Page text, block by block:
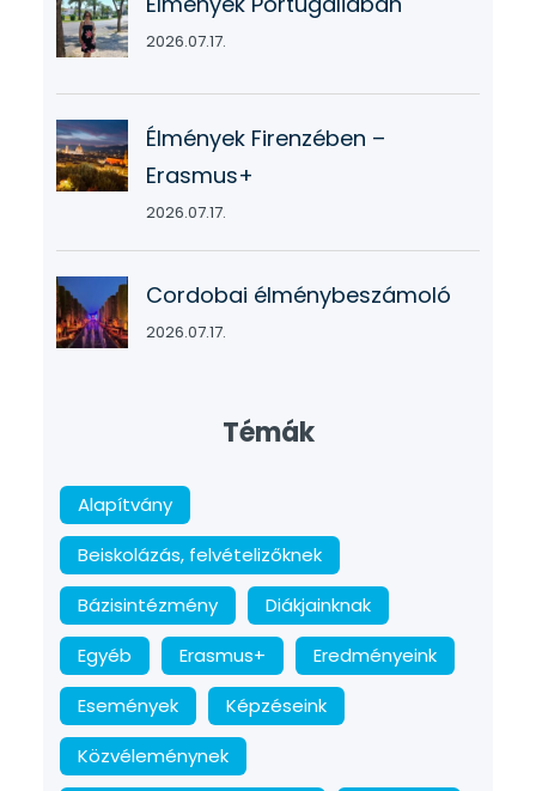
2026.07.17.
Élmények Firenzében –
Erasmus+
2026.07.17.
Cordobai élménybeszámoló
2026.07.17.
Témák
Alapítvány
Beiskolázás, felvételizőknek
Bázisintézmény
Diákjainknak
Egyéb
Erasmus+
Eredményeink
Események
Képzéseink
Közvéleménynek